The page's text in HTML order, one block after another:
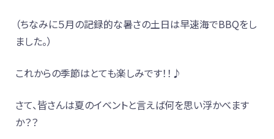
（ちなみに５月の記録的な暑さの土日は早速海でBBQをし
ました。）
これからの季節はとても楽しみです！！♪
さて、皆さんは夏のイベントと言えば何を思い浮かべます
か？？